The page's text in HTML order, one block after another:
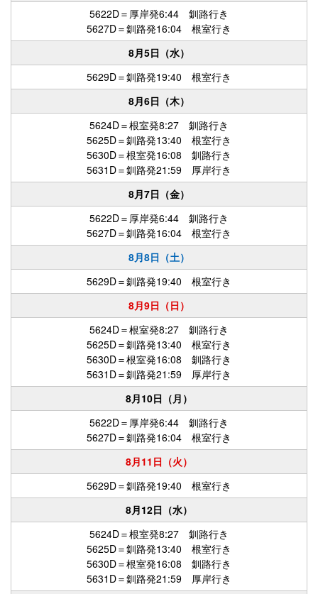
5622D＝厚岸発6:44 釧路行き
5627D＝釧路発16:04 根室行き
8月5日（水）
5629D＝釧路発19:40 根室行き
8月6日（木）
5624D＝根室発8:27 釧路行き
5625D＝釧路発13:40 根室行き
5630D＝根室発16:08 釧路行き
5631D＝釧路発21:59 厚岸行き
8月7日（金）
5622D＝厚岸発6:44 釧路行き
5627D＝釧路発16:04 根室行き
8月8日（土）
5629D＝釧路発19:40 根室行き
8月9日（日）
5624D＝根室発8:27 釧路行き
5625D＝釧路発13:40 根室行き
5630D＝根室発16:08 釧路行き
5631D＝釧路発21:59 厚岸行き
8月10日（月）
5622D＝厚岸発6:44 釧路行き
5627D＝釧路発16:04 根室行き
8月11日（火）
5629D＝釧路発19:40 根室行き
8月12日（水）
5624D＝根室発8:27 釧路行き
5625D＝釧路発13:40 根室行き
5630D＝根室発16:08 釧路行き
5631D＝釧路発21:59 厚岸行き